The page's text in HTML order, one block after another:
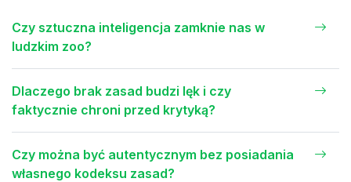
Czy sztuczna inteligencja zamknie nas w
ludzkim zoo?
Dlaczego brak zasad budzi lęk i czy
faktycznie chroni przed krytyką?
Czy można być autentycznym bez posiadania
własnego kodeksu zasad?